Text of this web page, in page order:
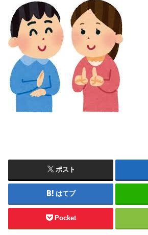
ポスト
はてブ
Pocket